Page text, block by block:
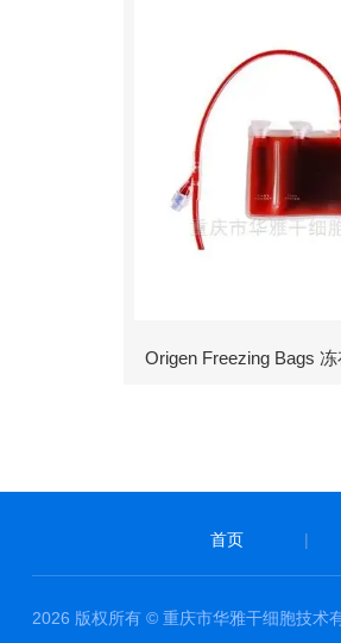
首页 |
2026 版权所有 © 重庆市华雅干细胞技术